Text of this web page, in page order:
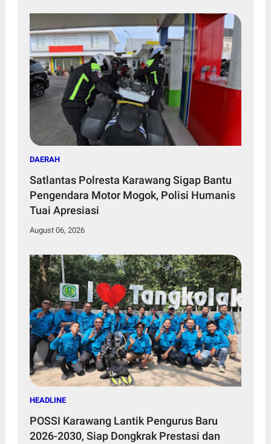
DAERAH
Satlantas Polresta Karawang Sigap Bantu
Pengendara Motor Mogok, Polisi Humanis
Tuai Apresiasi
August 06, 2026
HEADLINE
POSSI Karawang Lantik Pengurus Baru
2026-2030, Siap Dongkrak Prestasi dan